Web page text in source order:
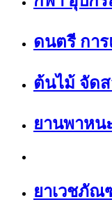
ดนตรี การ
ต้นไม้ จัด
ยานพาหน
ยาเวชภั